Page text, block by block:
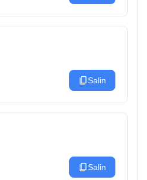
content_copySalin
content_copySalin